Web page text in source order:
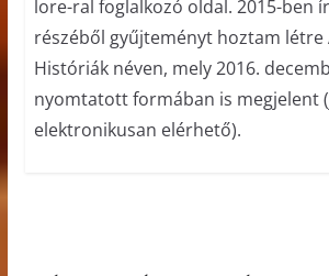
lore-ral foglalkozó oldal. 2015-ben
részéből gyűjteményt hoztam létre
Históriák néven, mely 2016.
nyomtatott formában is megjelent
elektronikusan elérhető).